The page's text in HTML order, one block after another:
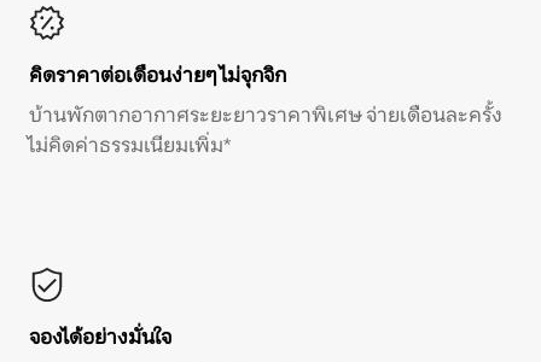
คิดราคาต่อเดือนง่ายๆ ไม่จุกจิก
บ้านพักตากอากาศระยะยาวราคาพิเศษ จ่ายเดือนละครั้ง
ไม่คิดค่าธรรมเนียมเพิ่ม*
จองได้อย่างมั่นใจ